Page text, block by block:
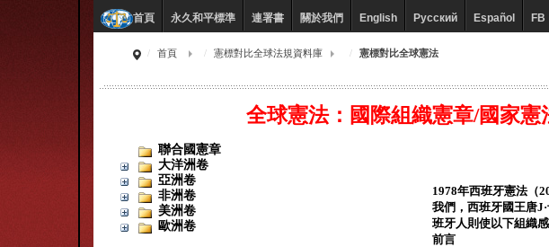
首頁 永久和平標準 連署書 關於我們 English Русский Español FB
首頁 憲標對比全球法規資料庫 憲標對比全球憲法
全球憲法：國際組織憲章/國家憲
聯合國憲章
大洋洲卷
亞洲卷
非洲卷
美洲卷
歐洲卷
1978年西班牙憲法（
我們，西班牙國王唐
班牙人則使以下組織感
前言